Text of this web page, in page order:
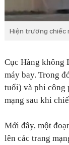
Hiện trường chiếc
Cục Hàng không
máy bay. Trong
tuổi) và phi công
mạng sau khi
Mới đây, một
lên các trang